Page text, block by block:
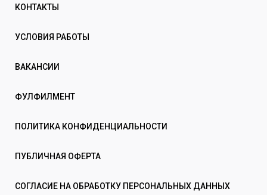
КОНТАКТЫ
УСЛОВИЯ РАБОТЫ
ВАКАНСИИ
ФУЛФИЛМЕНТ
ПОЛИТИКА КОНФИДЕНЦИАЛЬНОСТИ
ПУБЛИЧНАЯ ОФЕРТА
СОГЛАСИЕ НА ОБРАБОТКУ ПЕРСОНАЛЬНЫХ ДАННЫХ